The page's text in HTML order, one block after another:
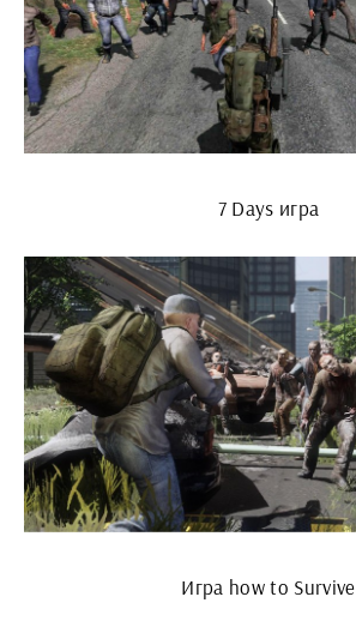
7 Days игра
Игра how to Survive